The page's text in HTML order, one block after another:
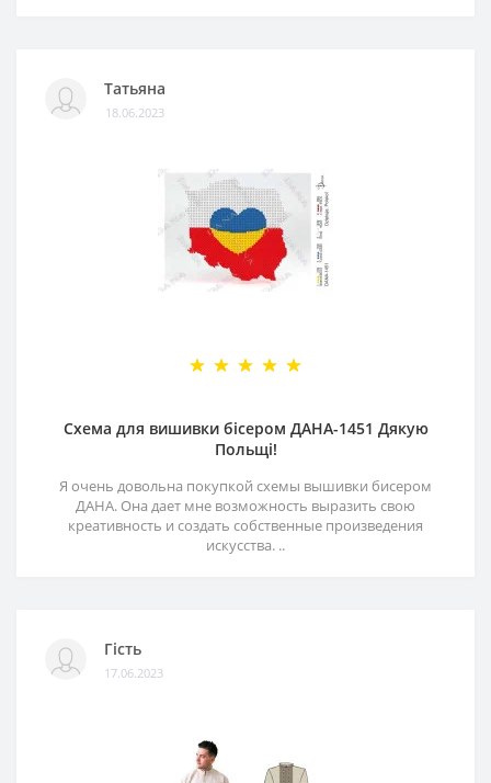
Татьяна
18.06.2023
Схема для вишивки бісером ДАНА-1451 Дякую
Польщі!
Я очень довольна покупкой схемы вышивки бисером
ДАНА. Она дает мне возможность выразить свою
креативность и создать собственные произведения
искусства. ..
Гість
17.06.2023